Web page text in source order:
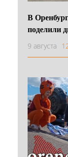
В
поделили
9 августа